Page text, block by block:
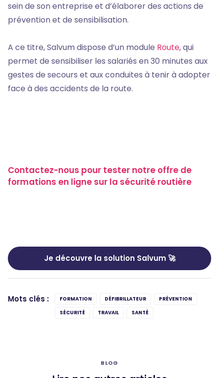
sein de son entreprise et d’élaborer des actions de
prévention et de sensibilisation.
A ce titre, Salvum dispose d’un module Route, qui
permet de sensibiliser les salariés en 30 minutes aux
gestes de secours et aux conduites à tenir à adopter
face à des accidents de la route.
Contactez-nous pour tester notre offre de
formations en ligne sur la sécurité routière
Je découvre la solution Salvum 🚀
Mots clés : FORMATION DÉFIBRILLATEUR
PRÉVENTION
SÉCURITÉ
TRAVAIL SANTÉ
BLOG